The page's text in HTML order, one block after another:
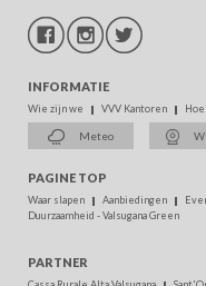
INFORMATIE
Wie zijn we VVV Kantoren
Meteo
PAGINE TOP
Waar slapen Aanbiedingen
Duurzaamheid - Valsugana Green
PARTNER